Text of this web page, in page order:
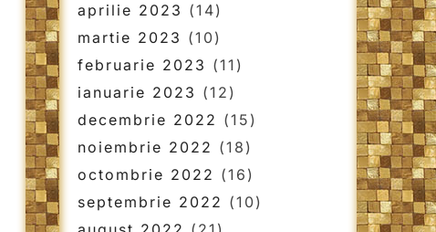
aprilie 2023 (14)
martie 2023 (10)
februarie 2023 (11)
ianuarie 2023 (12)
decembrie 2022 (15)
noiembrie 2022 (18)
octombrie 2022 (16)
septembrie 2022 (10)